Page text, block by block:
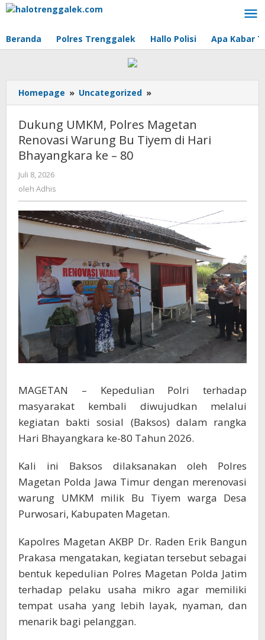
Lewati
Beranda Polres Trenggalek Hallo Polisi Apa Kabar
Homepage » Uncategorized »
UMKM,
Magetan
Renovasi
Hari
Bhayangkara
ke
-
80
Dukung UMKM, Polres Magetan
Renovasi Warung Bu Tiyem di Hari
Bhayangkara ke – 80
Juli 8, 2026
oleh Adhis
MAGETAN – Kepedulian Polri terhadap
masyarakat kembali diwujudkan melalui
kegiatan bakti sosial (Baksos) dalam rangka
Hari Bhayangkara ke-80 Tahun 2026.
Kali ini Baksos dilaksanakan oleh Polres
Magetan Polda Jawa Timur dengan merenovasi
warung UMKM milik Bu Tiyem warga Desa
Purwosari, Kabupaten Magetan.
Kapolres Magetan AKBP Dr. Raden Erik Bangun
Prakasa mengatakan, kegiatan tersebut sebagai
bentuk kepedulian Polres Magetan Polda Jatim
terhadap pelaku usaha mikro agar memiliki
tempat usaha yang lebih layak, nyaman, dan
menarik bagi pelanggan.